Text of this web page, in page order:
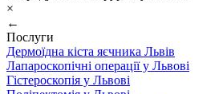
×
←
Послуги
Дермоїдна кіста яєчника Львів
Лапароскопічні операції у Львові
Гістероскопія у Львові